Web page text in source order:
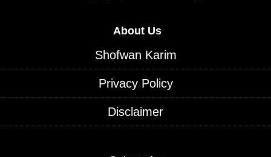
About Us
Shofwan Karim
Privacy Policy
Disclaimer